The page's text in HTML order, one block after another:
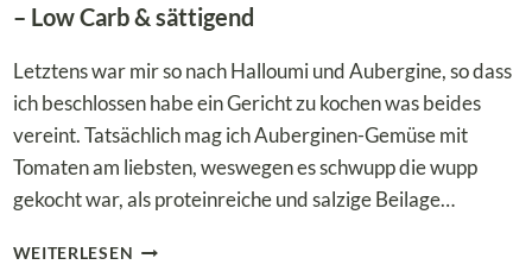
– Low Carb & sättigend
Letztens war mir so nach Halloumi und Aubergine, so dass
ich beschlossen habe ein Gericht zu kochen was beides
vereint. Tatsächlich mag ich Auberginen-Gemüse mit
Tomaten am liebsten, weswegen es schwupp die wupp
gekocht war, als proteinreiche und salzige Beilage…
WEITERLESEN MEDITERRANES